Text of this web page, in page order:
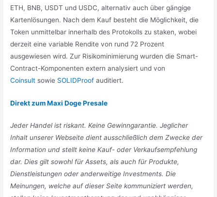
ETH, BNB, USDT und USDC, alternativ auch über gängige
Kartenlösungen. Nach dem Kauf besteht die Möglichkeit, die
Token unmittelbar innerhalb des Protokolls zu staken, wobei
derzeit eine variable Rendite von rund 72 Prozent
ausgewiesen wird. Zur Risikominimierung wurden die Smart-
Contract-Komponenten extern analysiert und von
Coinsult sowie SOLIDProof auditiert.
Direkt zum Maxi Doge Presale
Jeder Handel ist riskant. Keine Gewinngarantie. Jeglicher
Inhalt unserer Webseite dient ausschließlich dem Zwecke der
Information und stellt keine Kauf- oder Verkaufsempfehlung
dar. Dies gilt sowohl für Assets, als auch für Produkte,
Dienstleistungen oder anderweitige Investments. Die
Meinungen, welche auf dieser Seite kommuniziert werden,